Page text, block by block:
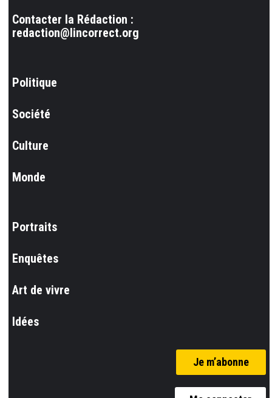
Contacter la Rédaction :
redaction@lincorrect.org
Politique
Société
Culture
Monde
Portraits
Enquêtes
Art de vivre
Idées
Je m’abonne